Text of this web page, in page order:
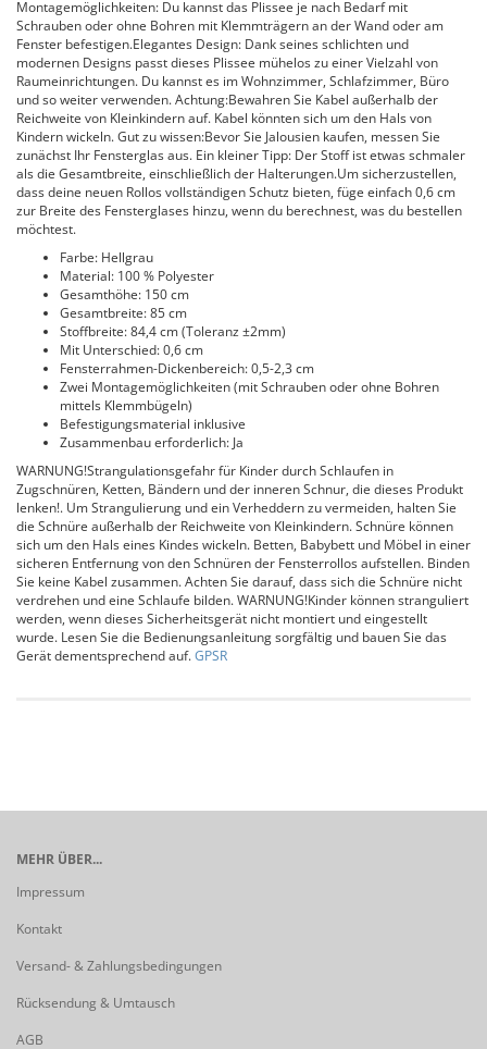
Montagemöglichkeiten: Du kannst das Plissee je nach Bedarf mit
Schrauben oder ohne Bohren mit Klemmträgern an der Wand oder am
Fenster befestigen.Elegantes Design: Dank seines schlichten und
modernen Designs passt dieses Plissee mühelos zu einer Vielzahl von
Raumeinrichtungen. Du kannst es im Wohnzimmer, Schlafzimmer, Büro
und so weiter verwenden. Achtung:Bewahren Sie Kabel außerhalb der
Reichweite von Kleinkindern auf. Kabel könnten sich um den Hals von
Kindern wickeln. Gut zu wissen:Bevor Sie Jalousien kaufen, messen Sie
zunächst Ihr Fensterglas aus. Ein kleiner Tipp: Der Stoff ist etwas schmaler
als die Gesamtbreite, einschließlich der Halterungen.Um sicherzustellen,
dass deine neuen Rollos vollständigen Schutz bieten, füge einfach 0,6 cm
zur Breite des Fensterglases hinzu, wenn du berechnest, was du bestellen
möchtest.
Farbe: Hellgrau
Material: 100 % Polyester
Gesamthöhe: 150 cm
Gesamtbreite: 85 cm
Stoffbreite: 84,4 cm (Toleranz ±2mm)
Mit Unterschied: 0,6 cm
Fensterrahmen-Dickenbereich: 0,5-2,3 cm
Zwei Montagemöglichkeiten (mit Schrauben oder ohne Bohren
mittels Klemmbügeln)
Befestigungsmaterial inklusive
Zusammenbau erforderlich: Ja
WARNUNG!Strangulationsgefahr für Kinder durch Schlaufen in
Zugschnüren, Ketten, Bändern und der inneren Schnur, die dieses Produkt
lenken!. Um Strangulierung und ein Verheddern zu vermeiden, halten Sie
die Schnüre außerhalb der Reichweite von Kleinkindern. Schnüre können
sich um den Hals eines Kindes wickeln. Betten, Babybett und Möbel in einer
sicheren Entfernung von den Schnüren der Fensterrollos aufstellen. Binden
Sie keine Kabel zusammen. Achten Sie darauf, dass sich die Schnüre nicht
verdrehen und eine Schlaufe bilden. WARNUNG!Kinder können stranguliert
werden, wenn dieses Sicherheitsgerät nicht montiert und eingestellt
wurde. Lesen Sie die Bedienungsanleitung sorgfältig und bauen Sie das
Gerät dementsprechend auf.GPSR
MEHR ÜBER...
Impressum
Kontakt
Versand- & Zahlungsbedingungen
Rücksendung & Umtausch
AGB